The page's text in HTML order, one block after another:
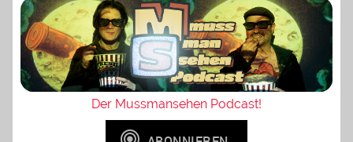
Der Mussmansehen Podcast!